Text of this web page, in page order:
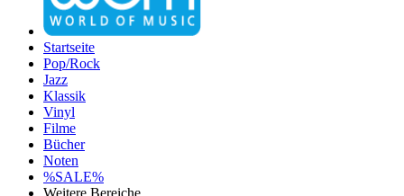
Startseite
Pop/Rock
Jazz
Klassik
Vinyl
Filme
Bücher
Noten
%SALE%
Weitere Bereiche